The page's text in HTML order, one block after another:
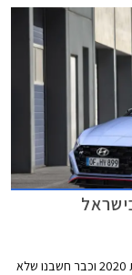
הסופר מיני הביצועיסטית יונדאי i20 N נחשפה עוד בשנת 2020 וכבר חשבנו שלא